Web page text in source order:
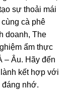
sự thoải mái
cà phê
doanh, The
ẩm thực
– Âu. Hãy đến
kết hợp với
đáng nhớ.